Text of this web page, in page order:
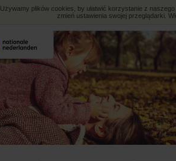
Używamy plików cookies, by ułatwić korzystanie z
zmień ustawienia swojej przeglądarki.